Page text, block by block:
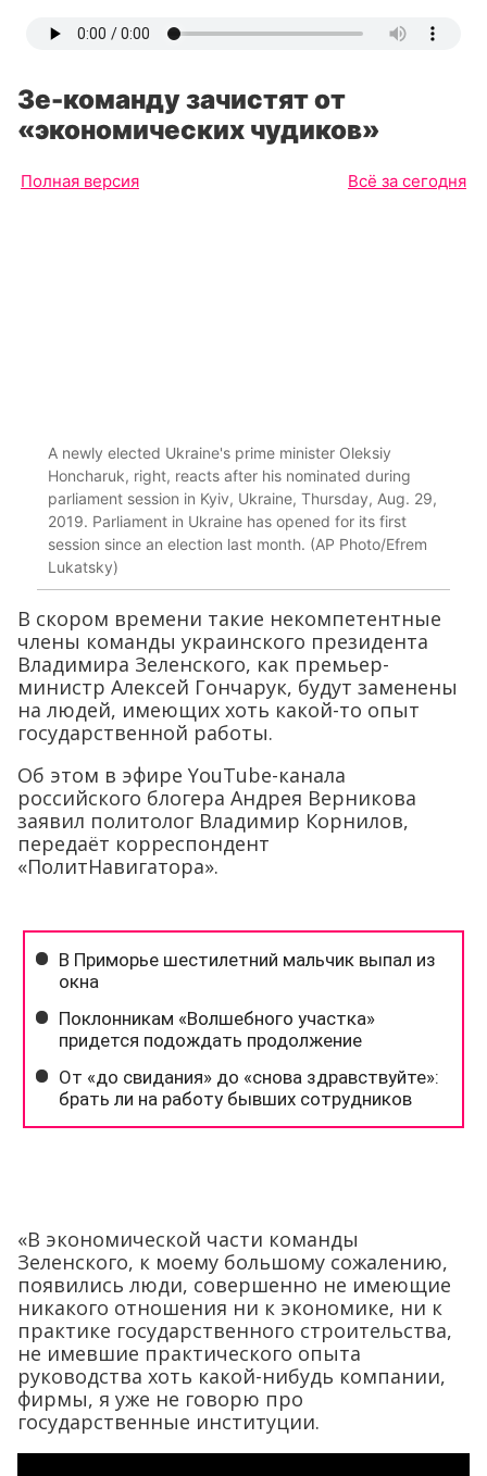
Зе-команду зачистят от
«экономических чудиков»
Полная версия Всё за сегодня
A newly elected Ukraine's prime minister Oleksiy
Honcharuk, right, reacts after his nominated during
parliament session in Kyiv, Ukraine, Thursday, Aug. 29,
2019. Parliament in Ukraine has opened for its first
session since an election last month. (AP Photo/Efrem
Lukatsky)
В скором времени такие некомпетентные
члены команды украинского президента
Владимира Зеленского, как премьер-
министр Алексей Гончарук, будут заменены
на людей, имеющих хоть какой-то опыт
государственной работы.
Об этом в эфире YouTube-канала
российского блогера Андрея Верникова
заявил политолог Владимир Корнилов,
передаёт корреспондент
«ПолитНавигатора».
«В экономической части команды
Зеленского, к моему большому сожалению,
появились люди, совершенно не имеющие
никакого отношения ни к экономике, ни к
практике государственного строительства,
не имевшие практического опыта
руководства хоть какой-нибудь компании,
фирмы, я уже не говорю про
государственные институции.